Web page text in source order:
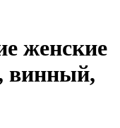
женские
винный,